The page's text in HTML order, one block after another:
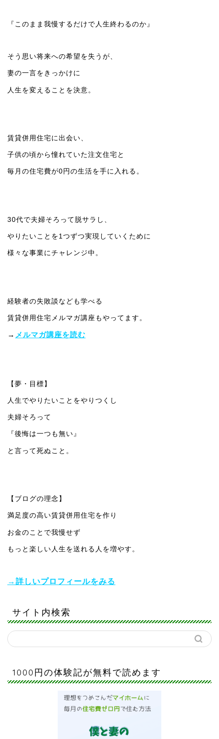
『このまま我慢するだけで人生終わるのか』
そう思い将来への希望を失うが、
妻の一言をきっかけに
人生を変えることを決意。
賃貸併用住宅に出会い、
子供の頃から憧れていた注文住宅と
毎月の住宅費が0円の生活を手に入れる。
30代で夫婦そろって脱サラし、
やりたいことを1つずつ実現していくために
様々な事業にチャレンジ中。
経験者の失敗談なども学べる
賃貸併用住宅メルマガ講座もやってます。
→ メルマガ講座を読む
【夢・目標】
人生でやりたいことをやりつくし
夫婦そろって
『後悔は一つも無い』
と言って死ぬこと。
【ブログの理念】
満足度の高い賃貸併用住宅を作り
お金のことで我慢せず
もっと楽しい人生を送れる人を増やす。
→詳しいプロフィールをみる
サイト内検索
1000円の体験記が無料で読めます